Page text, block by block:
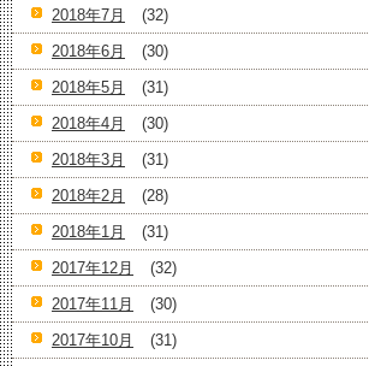
2018年7月
(32)
2018年6月
(30)
2018年5月
(31)
2018年4月
(30)
2018年3月
(31)
2018年2月
(28)
2018年1月
(31)
2017年12月
(32)
2017年11月
(30)
2017年10月
(31)